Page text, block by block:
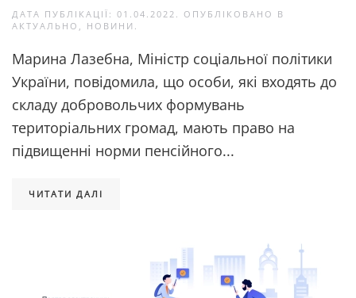
ДАТА ПУБЛІКАЦІЇ: 01.04.2022 . ОПУБЛІКОВАНО В
АКТУАЛЬНО , НОВИНИ .
Марина Лазебна, Міністр соціальної політики
України, повідомила, що особи, які входять до
складу добровольчих формувань
територіальних громад, мають право на
підвищенні норми пенсійного...
ЧИТАТИ ДАЛІ